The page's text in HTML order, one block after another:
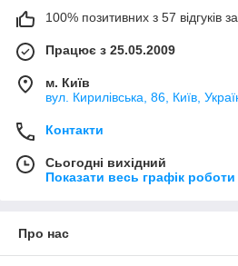
100% позитивних з 57 відгуків за
Працює з 25.05.2009
м. Київ
вул. Кирилівська, 86, Київ,
Контакти
Сьогодні вихідний
Показати весь графік роботи
Про нас